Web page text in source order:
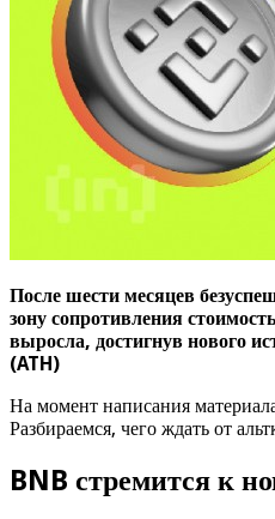
После шести месяцев
зону сопротивления
выросла, достигнув нового
(ATH)
На момент написания
Разбираемся, чего ждать от
BNB стремится к